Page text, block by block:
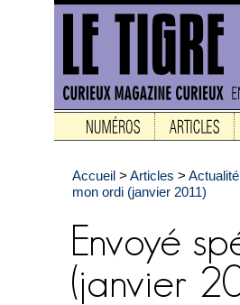
Accueil > Articles > Actualité
mon ordi (janvier 2011)